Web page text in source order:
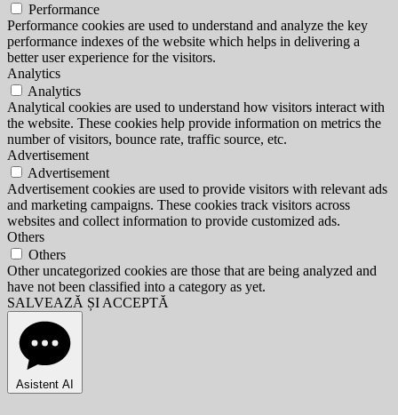
Performance
Performance cookies are used to understand and analyze the key
performance indexes of the website which helps in delivering a
better user experience for the visitors.
Analytics
Analytics
Analytical cookies are used to understand how visitors interact with
the website. These cookies help provide information on metrics the
number of visitors, bounce rate, traffic source, etc.
Advertisement
Advertisement
Advertisement cookies are used to provide visitors with relevant ads
and marketing campaigns. These cookies track visitors across
websites and collect information to provide customized ads.
Others
Others
Other uncategorized cookies are those that are being analyzed and
have not been classified into a category as yet.
SALVEAZĂ ȘI ACCEPTĂ
Asistent AI